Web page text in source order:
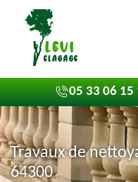
05 33 06 15
Travaux de
64300